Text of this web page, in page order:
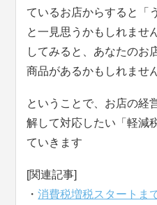
ているお店からすると「
と一見思うかもしれませ
してみると、あなたのお
商品があるかもしれませ
ということで、お店の経
解して対応したい「軽減
ていきます
[関連記事]
・消費税増税スタートま